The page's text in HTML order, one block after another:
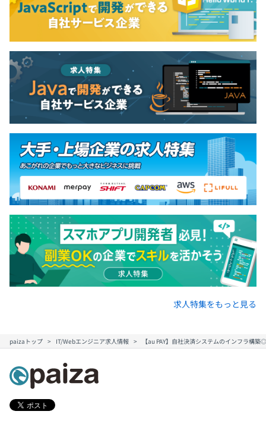
求人特集をもっと見る
paizaトップ IT/Webエンジニア求人情報 【au PAY】自社決済システムのインフラ構